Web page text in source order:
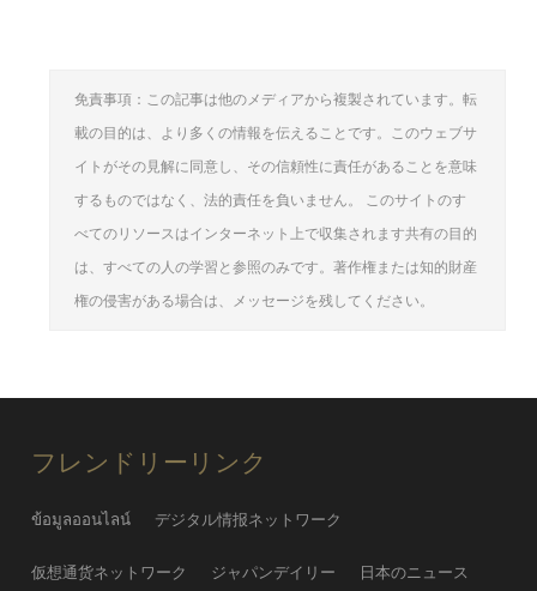
免責事項：この記事は他のメディアから複製されています。転
載の目的は、より多くの情報を伝えることです。このウェブサ
イトがその見解に同意し、その信頼性に責任があることを意味
するものではなく、法的責任を負いません。 このサイトのす
べてのリソースはインターネット上で収集されます共有の目的
は、すべての人の学習と参照のみです。著作権または知的財産
権の侵害がある場合は、メッセージを残してください。
フレンドリーリンク
ข้อมูลออนไลน์ デジタル情报ネットワーク
仮想通货ネットワーク ジャパンデイリー 日本のニュース